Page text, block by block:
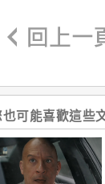
可能喜歡這些